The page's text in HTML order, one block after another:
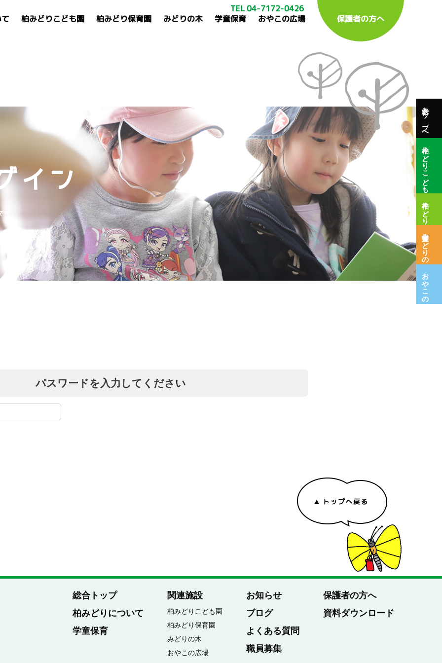
柏みどりこども園 柏みどり保育園 みどりの木 学童保育 おやこの広場 保護者の方へ
TEL 04-7172-0426
総合トップへ
柏みどりこども園
柏みどり保育園
保育室みどりの木
おやこの広場
イン
。
パスワードを入力してください
総合トップ
柏みどりについて
学童保育
関連施設
柏みどりこども園
柏みどり保育園
みどりの木
おやこの広場
お知らせ
ブログ
よくある質問
職員募集
保護者の方へ
資料ダウンロード